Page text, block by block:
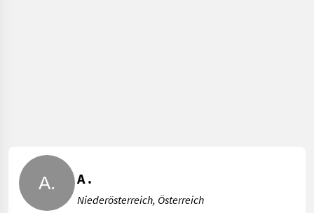
A .
Niederösterreich, Österreich